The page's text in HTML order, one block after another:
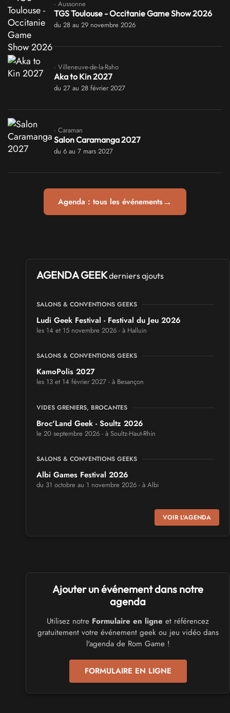
· Aussonne
TGS Toulouse - Occitanie Game Show 2026
du 28 au 29 novembre 2026
· Villeneuve-de-la-Raho
Aka to Kin 2027
du 27 au 28 février 2027
· Caraman
Salon Caramanga 2027
du 6 au 7 mars 2027
Agenda : tous les événements→
AGENDA GEEKderniers ajouts
SALONS & CONVENTIONS GEEKS
Ludi Geek Festival - Festival du Jeu 2026
les 14 et 15 novembre 2026 - à Halluin
SALONS & CONVENTIONS GEEKS
KamoPolis 2027
les 13 et 14 février 2027 - à Besançon
VIDES GRENIERS, BROCANTES
Broc'Land Geek - Soultz 2026
le 20 septembre 2026 - à Soultz-Haut-Rhin
SALONS & CONVENTIONS GEEKS
Albi Games Festival 2026
du 31 octobre au 1 novembre 2026 - à Albi
Virtual Calais - salon du jeu vidéo et des loisirs
numériques 2026
SALONS & CONVENTIONS GEEKS
Trolls et Légendes 2027
du 26 au 28 mars 2027 - à Mons
CULTURE JAPONAISE ET OTAKU
Mang'Azur 2027
les 24 et 25 avril 2027 - à Toulon
SALONS & CONVENTIONS GEEKS
Play Azur Festival 2027
VOIR L'AGENDA
Ajouter un événement dans notre
agenda
Utilisez notre Formulaire en ligne et référencez
gratuitement votre événement geek ou jeu vidéo dans
l'agenda de Rom Game !
FORMULAIRE EN LIGNE